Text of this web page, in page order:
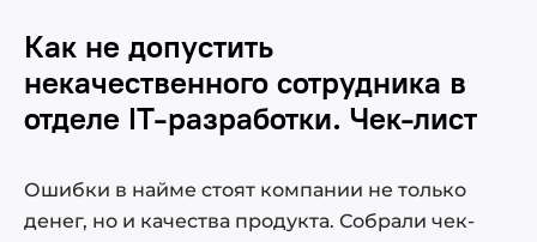
Как не допустить
некачественного сотрудника в
отделе IT-разработки. Чек-лист
Ошибки в найме стоят компании не только
денег, но и качества продукта. Собрали чек-